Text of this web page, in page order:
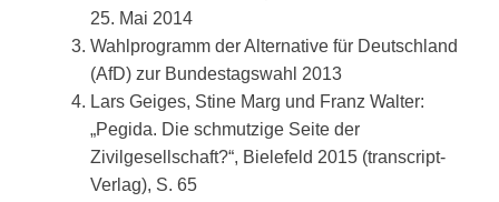
25. Mai 2014
Wahlprogramm der Alternative für Deutschland
(AfD) zur Bundestagswahl 2013
Lars Geiges, Stine Marg und Franz Walter:
„Pegida. Die schmutzige Seite der
Zivilgesellschaft?“, Bielefeld 2015 (transcript-
Verlag), S. 65